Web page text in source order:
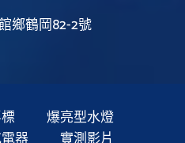
鄉鶴岡82-2號
爆亮型水燈